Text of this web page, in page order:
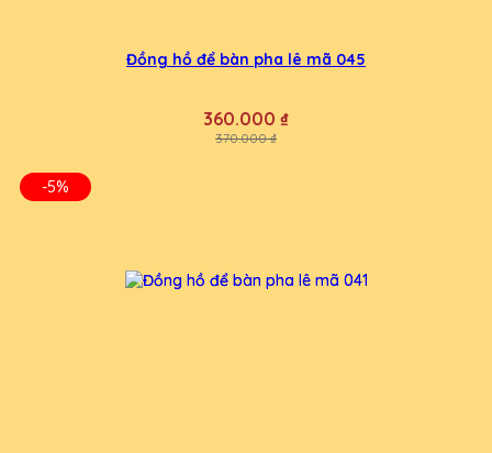
Đồng hồ để bàn pha lê mã 045
360.000 ₫
370.000 ₫
-5%